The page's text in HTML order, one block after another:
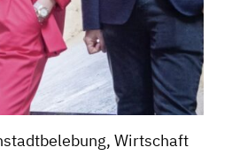
Wirtschaft